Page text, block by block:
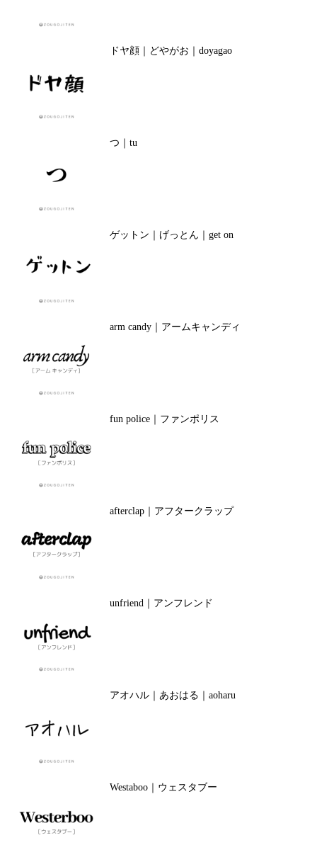
ドヤ顔｜どやがお｜doyagao
つ｜tu
ゲットン｜げっとん｜get on
arm candy｜アームキャンディ
fun police｜ファンポリス
afterclap｜アフタークラップ
unfriend｜アンフレンド
アオハル｜あおはる｜aoharu
Westaboo｜ウェスタブー